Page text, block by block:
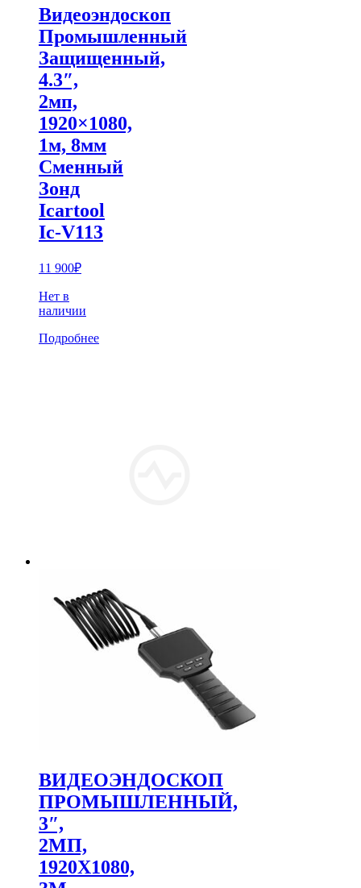
Видеоэндоскоп
Промышленный
Защищенный,
4.3″,
2мп,
1920×1080,
1м, 8мм
Сменный
Зонд
Icartool
Ic-V113
11 900₽
Нет в
наличии
Подробнее
ВИДЕОЭНДОСКОП
ПРОМЫШЛЕННЫЙ,
3″,
2МП,
1920X1080,